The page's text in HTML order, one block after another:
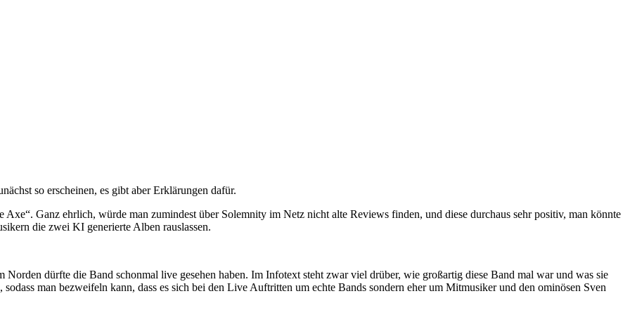
so erscheinen, es gibt aber Erklärungen dafür.
Ganz ehrlich, würde man zumindest über Solemnity im Netz nicht alte Reviews finden, und diese durchaus sehr positiv, man könnte
die zwei KI generierte Alben rauslassen.
dürfte die Band schonmal live gesehen haben. Im Infotext steht zwar viel drüber, wie großartig diese Band mal war und was sie
man bezweifeln kann, dass es sich bei den Live Auftritten um echte Bands sondern eher um Mitmusiker und den ominösen Sven